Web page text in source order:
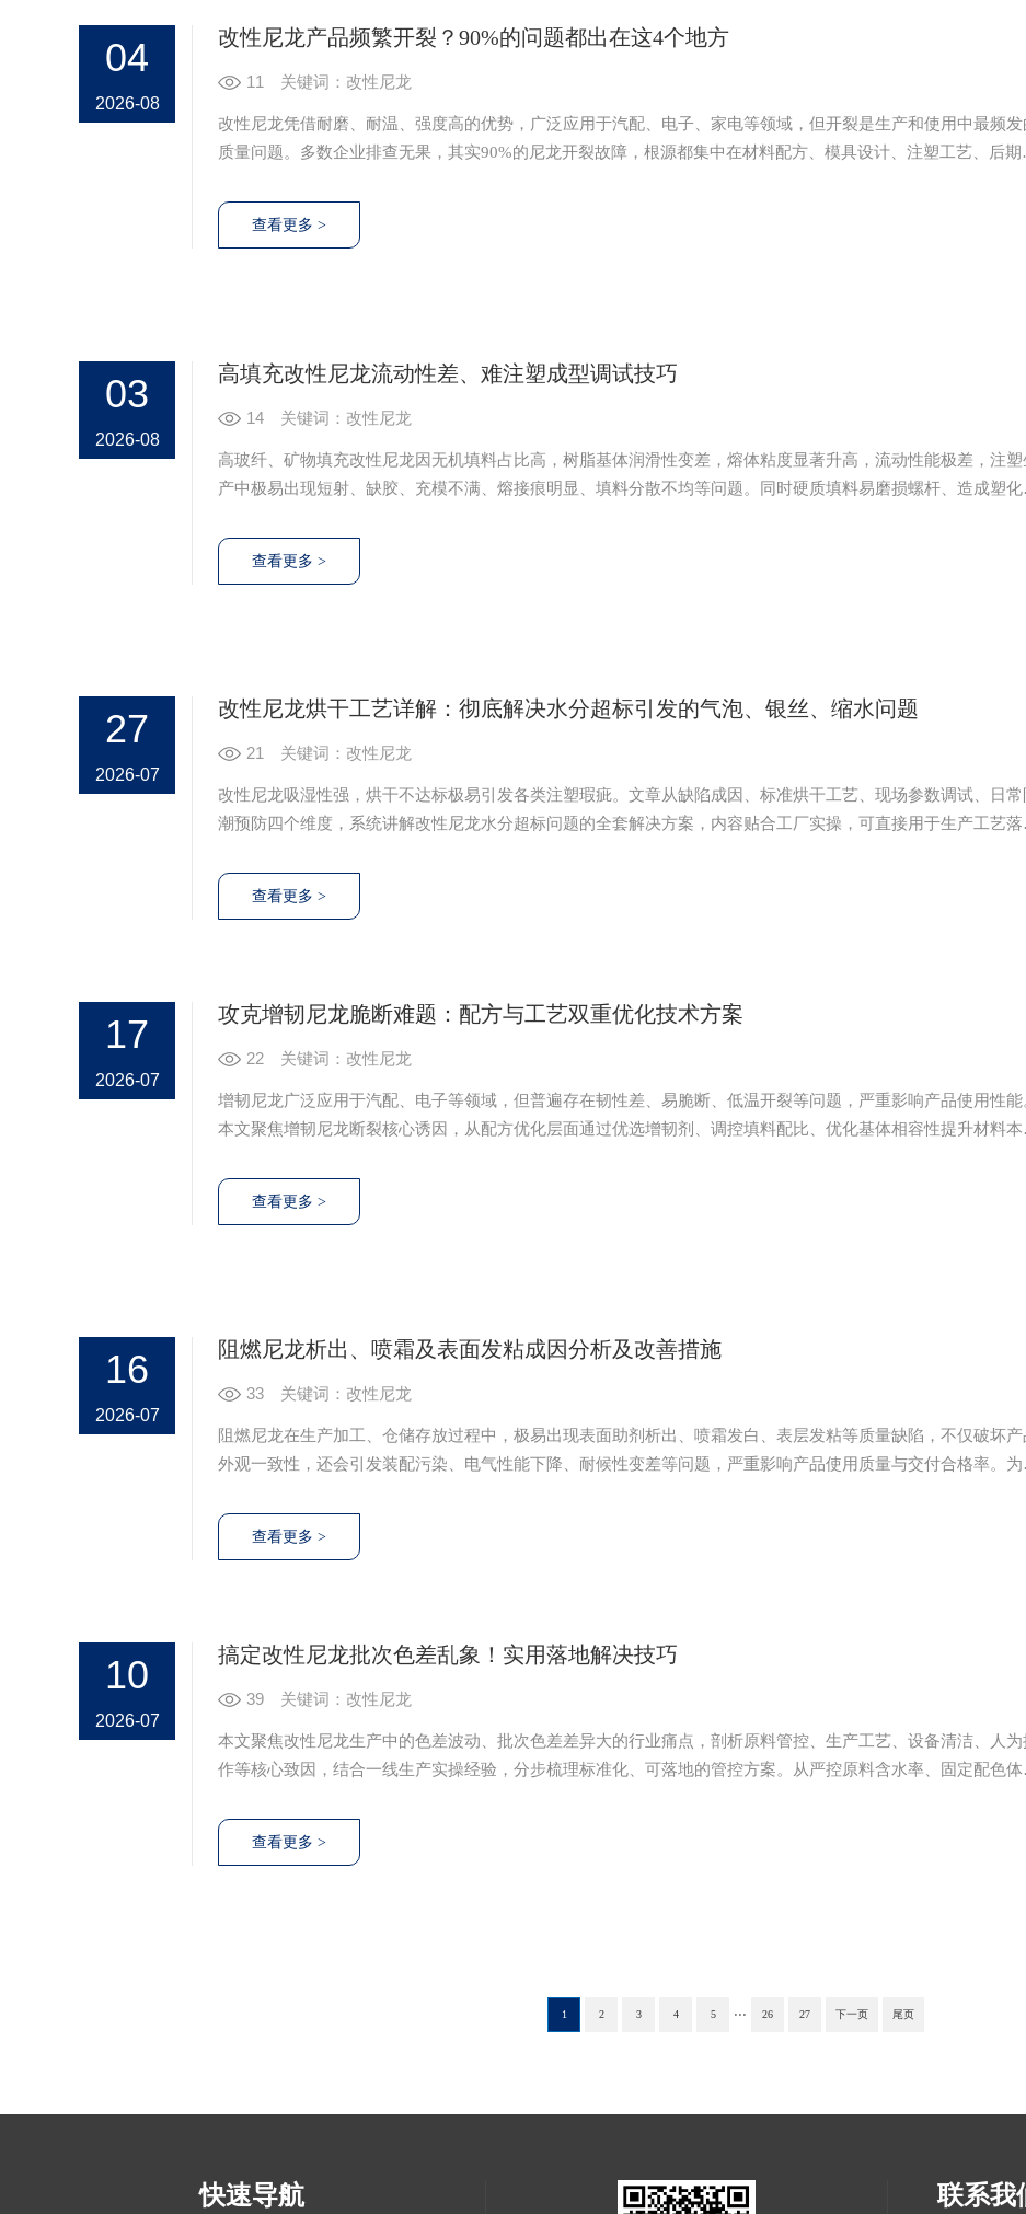
04
2026-08
改性尼龙产品频繁开裂？90%的问题都出在这4个地方
11 关键词：改性尼龙
改性尼龙凭借耐磨、耐温、强度高的优势，广泛应用于汽配、电子、家电等领域，但开裂是生产和使用中最频发
质量问题。多数企业排查无果，其实90%的尼龙开裂故障，根源都集中在材料配方、模具设计、注塑工艺、后期
03
2026-08
高填充改性尼龙流动性差、难注塑成型调试技巧
14 关键词：改性尼龙
高玻纤、矿物填充改性尼龙因无机填料占比高，树脂基体润滑性变差，熔体粘度显著升高，流动性能极差，注塑
产中极易出现短射、缺胶、充模不满、熔接痕明显、填料分散不均等问题。同时硬质填料易磨损螺杆、造成塑化
可高效解决难注塑问题，稳定量产良率。
27
2026-07
改性尼龙烘干工艺详解：彻底解决水分超标引发的气泡、银丝、缩水问题
21 关键词：改性尼龙
改性尼龙吸湿性强，烘干不达标极易引发各类注塑瑕疵。文章从缺陷成因、标准烘干工艺、现场参数调试、日常
潮预防四个维度，系统讲解改性尼龙水分超标问题的全套解决方案，内容贴合工厂实操，可直接用于生产工艺落
17
2026-07
攻克增韧尼龙脆断难题：配方与工艺双重优化技术方案
22 关键词：改性尼龙
增韧尼龙广泛应用于汽配、电子等领域，但普遍存在韧性差、易脆断、低温开裂等问题，严重影响产品使用性能
本文聚焦增韧尼龙断裂核心诱因，从配方优化层面通过优选增韧剂、调控填料配比、优化基体相容性提升材料本
化，彻底解决增韧尼龙易断裂难题，为尼龙改性生产与成型加工提供实用技术参考。
16
2026-07
阻燃尼龙析出、喷霜及表面发粘成因分析及改善措施
33 关键词：改性尼龙
阻燃尼龙在生产加工、仓储存放过程中，极易出现表面助剂析出、喷霜发白、表层发粘等质量缺陷，不仅破坏产
外观一致性，还会引发装配污染、电气性能下降、耐候性变差等问题，严重影响产品使用质量与交付合格率。为
10
2026-07
搞定改性尼龙批次色差乱象！实用落地解决技巧
39 关键词：改性尼龙
本文聚焦改性尼龙生产中的色差波动、批次色差差异大的行业痛点，剖析原料管控、生产工艺、设备清洁、人为
作等核心致因，结合一线生产实操经验，分步梳理标准化、可落地的管控方案。从严控原料含水率、固定配色体
全方位解决改性尼龙色差不稳定问题，有效统一各批次产品外观品质，适配工业化批量生产质控需求。
1 2 3 4 5 ... 26 27 下一页 尾页
快速导航 联系我